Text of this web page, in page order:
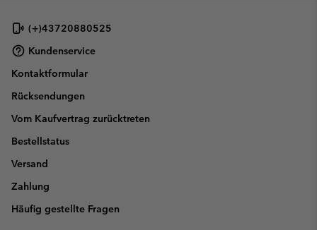
(+)43720880525
Kundenservice
Kontaktformular
Rücksendungen
Vom Kaufvertrag zurücktreten
Bestellstatus
Versand
Zahlung
Häufig gestellte Fragen